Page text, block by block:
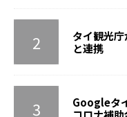
タイ観光
と連携
Googleタ